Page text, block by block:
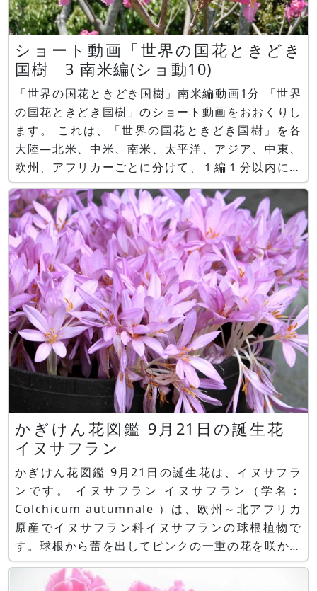
ショート動画「世界の国花ときどき
国樹」3 南米編(ショ動10)
「世界の国花ときどき国樹」南米編動画1分 「世界
の国花ときどき国樹」のショート動画をおおくりし
ます。 これは、「世界の国花ときどき国樹」を各
大陸―北米、中米、南米、太平洋、アジア、中東、
欧州、アフリカーごとに分けて、１編１分以内に収
まる動画としたものです。各大陸毎に、6～８国の
国花を紹介しています。 第3回目にあたる今回は、
南米編のご紹介です。南米編には、ブラジル、アル
ゼンチン、ボリビア、パ
かぎけん花図鑑 9月21日の誕生花
イヌサフラン
かぎけん花図鑑 9月21日の誕生花は、イヌサフラ
ンです。 イヌサフラン イヌサフラン（学名：
Colchicum autumnale ）は、欧州～北アフリカ
原産でイヌサフラン科イヌサフランの球根植物で
す。球根から蕾を出してピンクの一重の花を咲かせ
ます。花や草姿はサフラン(Saffron)や、クロッカ
スに似ていますが、イヌサフランは開花時に葉が無